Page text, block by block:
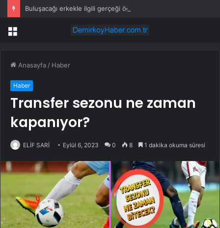
Menü
Anasayfa / Haber
Haber
Transfer sezonu ne zaman
kapanıyor?
ELİF SARİ Eylül 6, 2023 0 8 1 dakika okuma süresi